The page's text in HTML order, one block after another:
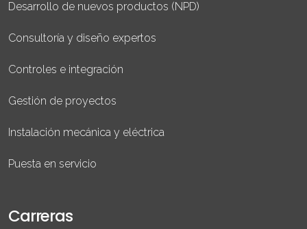
Desarrollo de nuevos productos (NPD)
Consultoría y diseño expertos
Controles e integración
Gestión de proyectos
Instalación mecánica y eléctrica
Puesta en servicio
Carreras